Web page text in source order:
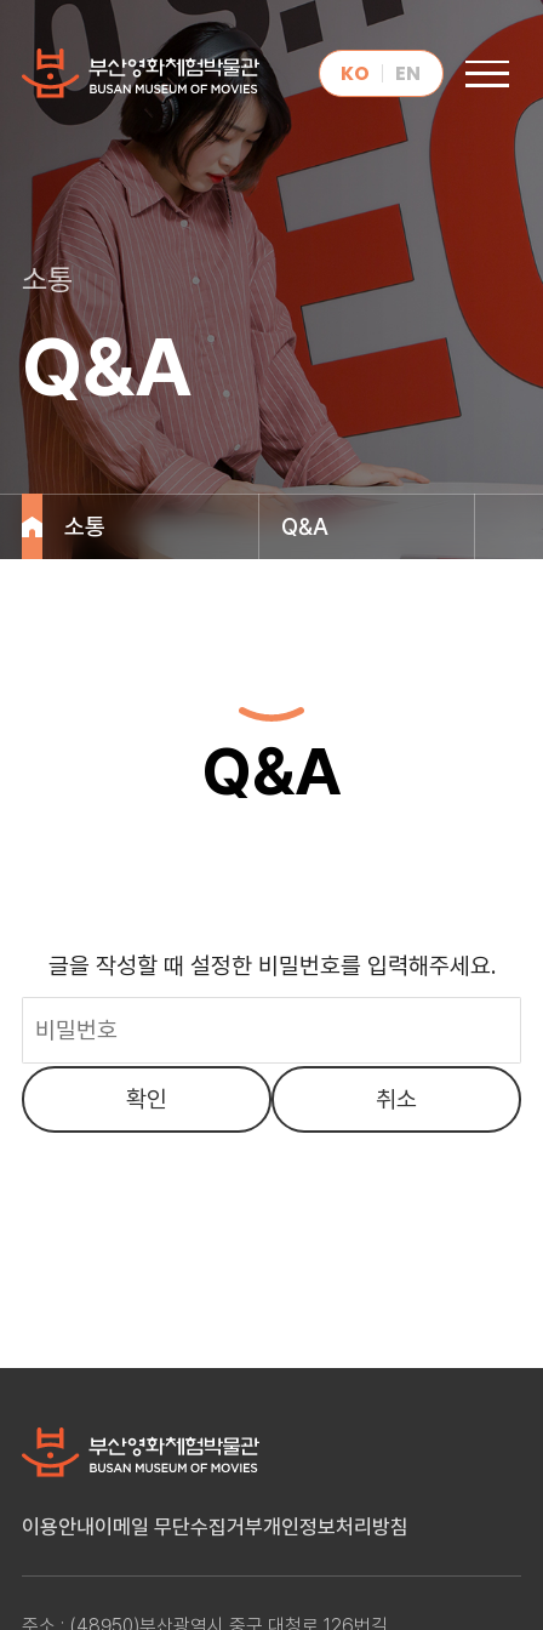
KO EN
소통
Q&A
소통 Q&A
Q&A
글을 작성할 때 설정한 비밀번호를 입력해주세요.
확인 취소
이용안내이메일 무단수집거부개인정보처리방침